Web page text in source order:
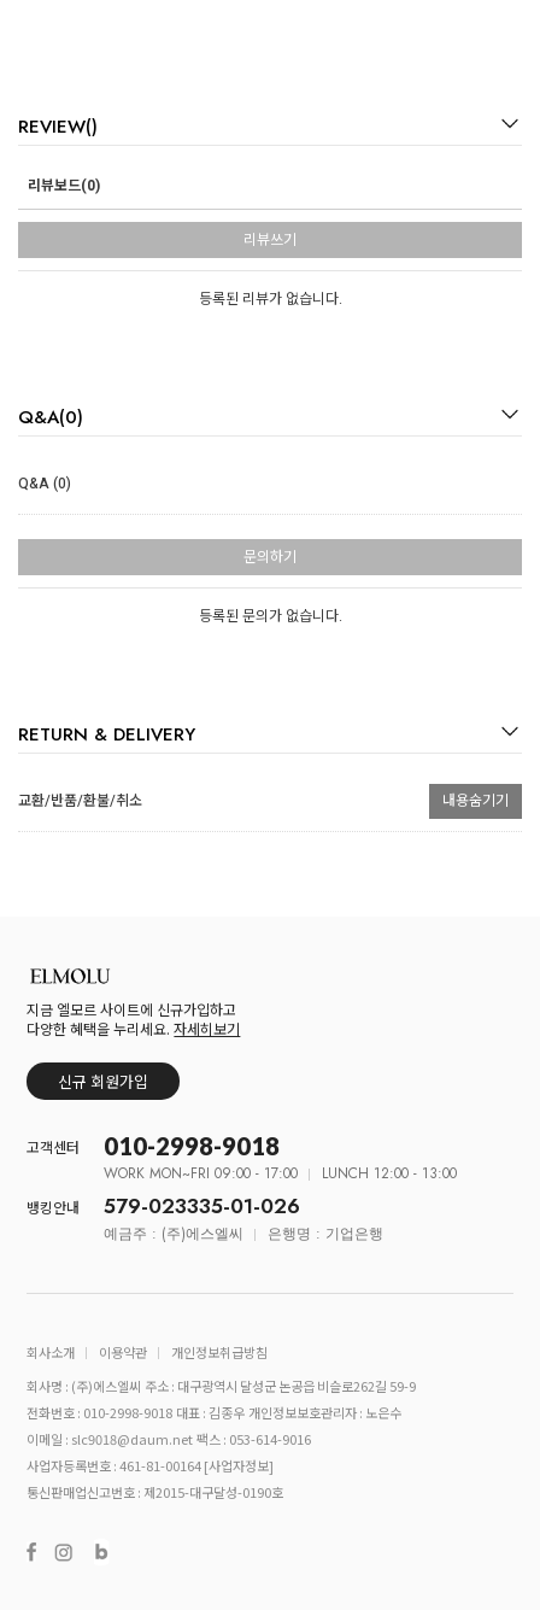
REVIEW()
리뷰보드(0)
리뷰쓰기
등록된 리뷰가 없습니다.
Q&A(0)
Q&A (0)
문의하기
등록된 문의가 없습니다.
RETURN & DELIVERY
교환/반품/환불/취소 내용숨기기
지금 엘모르 사이트에 신규가입하고
다양한 혜택을 누리세요.자세히보기
신규 회원가입
고객센터 010-2998-9018
WORK MON~FRI 09:00 - 17:00 LUNCH 12:00 - 13:00
뱅킹안내 579-023335-01-026
예금주 : (주)에스엘씨 은행명 : 기업은행
회사소개 이용약관
개인정보취급방침
회사명 : (주)에스엘씨 주소 : 대구광역시 달성군 논공읍 비슬로262길 59-9
전화번호 : 010-2998-9018 대표 : 김종우 개인정보보호관리자 : 노은수
이메일 : slc9018@daum.net 팩스 : 053-614-9016
사업자등록번호 : 461-81-00164[사업자정보]
통신판매업신고번호 : 제2015-대구달성-0190호